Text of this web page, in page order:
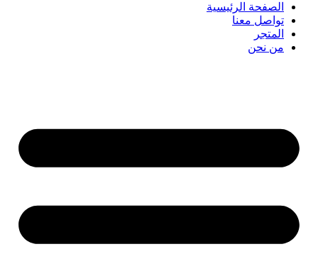
الصفحة الرئيسية
تواصل معنا
المتجر
من نحن